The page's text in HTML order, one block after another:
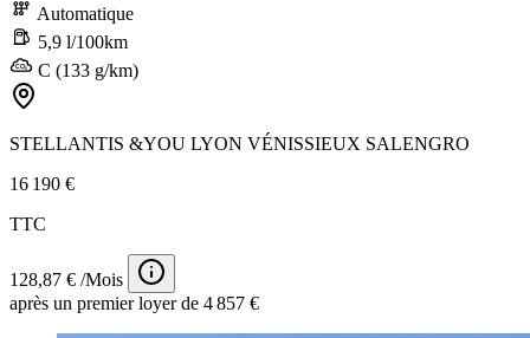
Automatique
5,9 l/100km
C (133 g/km)
STELLANTIS &YOU LYON VÉNISSIEUX SALENGRO
16 190 €
TTC
128,87 € /Mois
après un premier loyer de 4 857 €